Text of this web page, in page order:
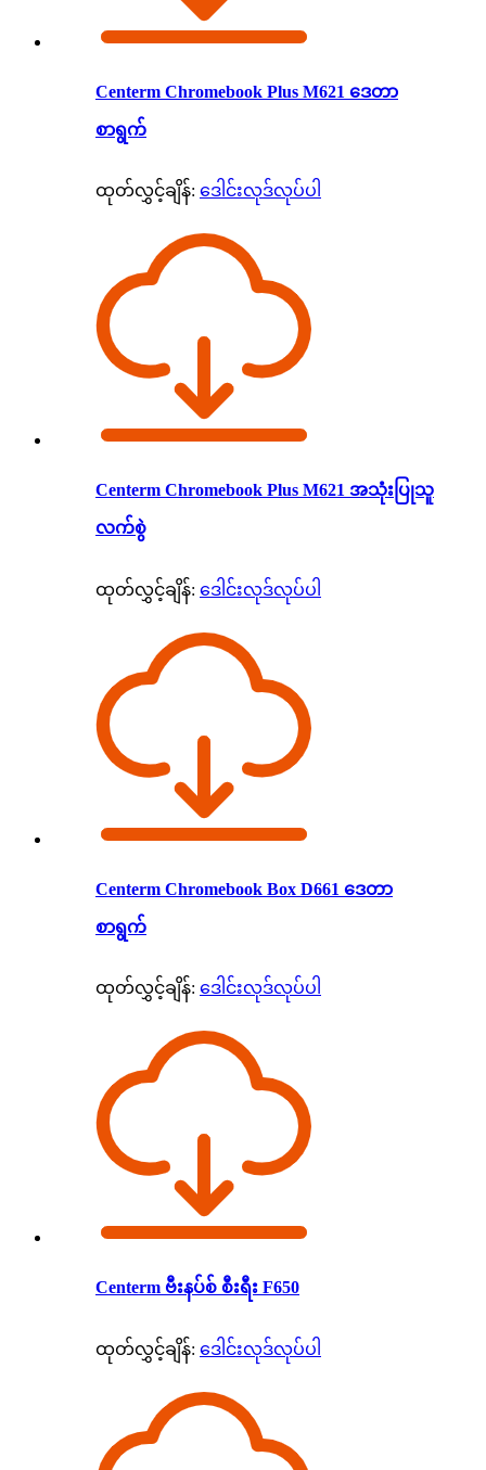
Centerm Chromebook Plus M621 ဒေတာ
စာရွက်
ထုတ်လွှင့်ချိန်: ဒေါင်းလုဒ်လုပ်ပါ
Centerm Chromebook Plus M621 အသုံးပြုသူ
လက်စွဲ
ထုတ်လွှင့်ချိန်: ဒေါင်းလုဒ်လုပ်ပါ
Centerm Chromebook Box D661 ဒေတာ
စာရွက်
ထုတ်လွှင့်ချိန်: ဒေါင်းလုဒ်လုပ်ပါ
Centerm ဗီးနပ်စ် စီးရီး F650
ထုတ်လွှင့်ချိန်: ဒေါင်းလုဒ်လုပ်ပါ